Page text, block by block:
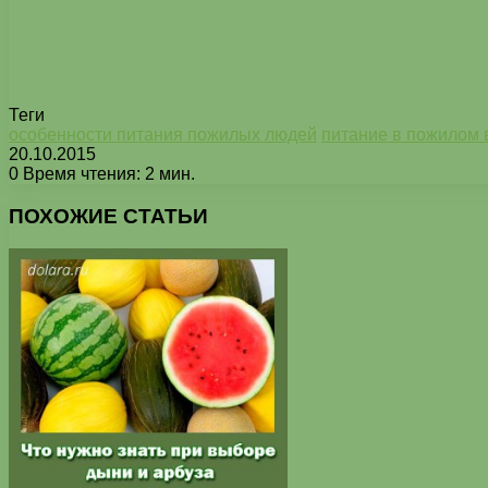
Теги
особенности питания пожилых людей питание в пожилом
20.10.2015
0 Время чтения: 2 мин.
ПОХОЖИЕ СТАТЬИ